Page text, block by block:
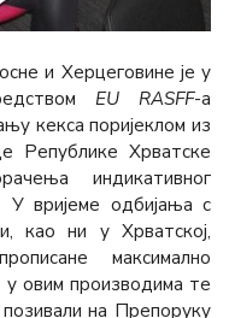
и Херцеговине је у
ЕU RASFF-a
кекса поријеклом из
Републике Хрватске
индикативног
У вријеме одбијања с
као ни у Хрватској,
максимално
овим производима те
на Препоруку